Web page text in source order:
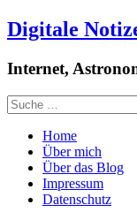
Digitale
Internet,
Home
Über mich
Über das Blog
Impressum
Datenschutz